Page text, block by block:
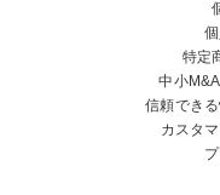
特定
中小
信頼でき
カスタ